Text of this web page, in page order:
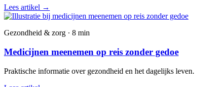
Lees artikel →
Gezondheid & zorg · 8 min
Medicijnen meenemen op reis zonder gedoe
Praktische informatie over gezondheid en het dagelijks leven.